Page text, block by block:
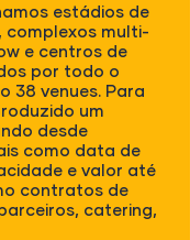
estádios de
complexos multi-
e centros de
por todo o
38 venues. Para
um
desde
como data de
e valor até
contratos de
catering,